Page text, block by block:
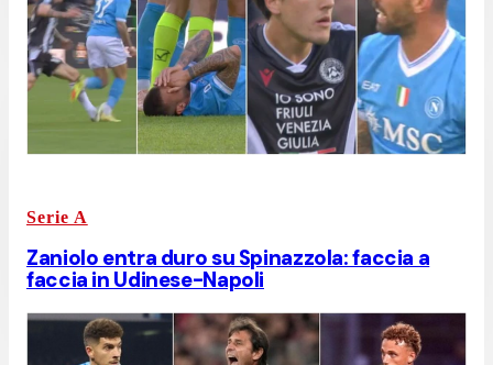
Serie A
Zaniolo entra duro su Spinazzola: faccia a
faccia in Udinese-Napoli